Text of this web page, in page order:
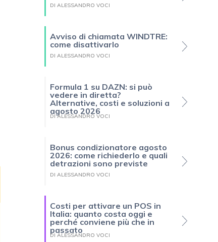
DI ALESSANDRO VOCI
Avviso di chiamata WINDTRE:
come disattivarlo
DI ALESSANDRO VOCI
Formula 1 su DAZN: si può
vedere in diretta?
Alternative, costi e soluzioni a
agosto 2026
DI ALESSANDRO VOCI
Bonus condizionatore agosto
2026: come richiederlo e quali
detrazioni sono previste
DI ALESSANDRO VOCI
Costi per attivare un POS in
Italia: quanto costa oggi e
perché conviene più che in
passato
DI ALESSANDRO VOCI